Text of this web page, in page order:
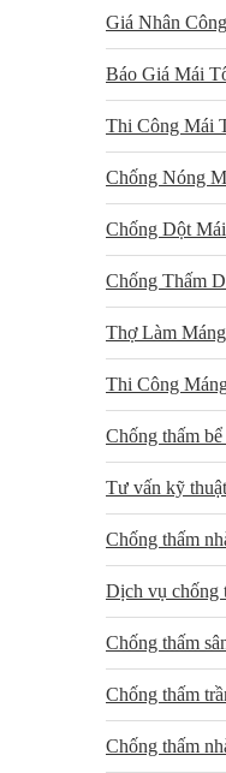
Giá Nhân Công
Báo Giá Mái
Thi Công Mái
Chống Nóng
Chống Dột
Chống Thấm
Thợ Làm
Thi Công
Chống thấm
Tư vấn kỹ thuật
Chống thấm
Dịch vụ chống
Chống thấm
Chống thấm
Chống thấm